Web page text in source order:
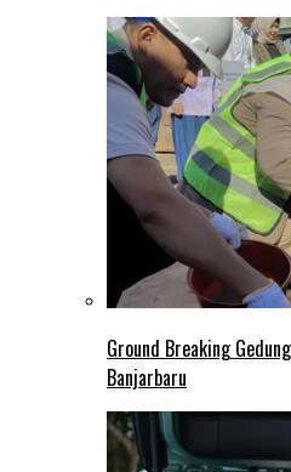
Ground Breaking
Banjarbaru